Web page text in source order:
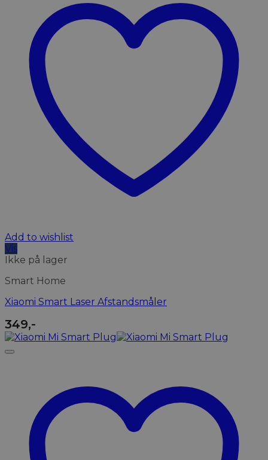
Add to wishlist
Vis
Ikke på lager
Smart Home
Xiaomi Smart Laser Afstandsmåler
349,-